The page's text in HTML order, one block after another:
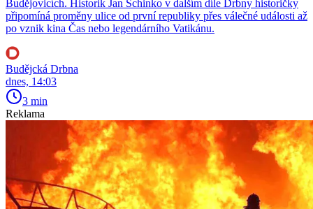
Budějovicích. Historik Jan Schinko v dalším díle Drbny historičky
připomíná proměny ulice od první republiky přes válečné události až
po vznik kina Čas nebo legendárního Vatikánu.
Budějcká Drbna
dnes, 14:03
3 min
Reklama